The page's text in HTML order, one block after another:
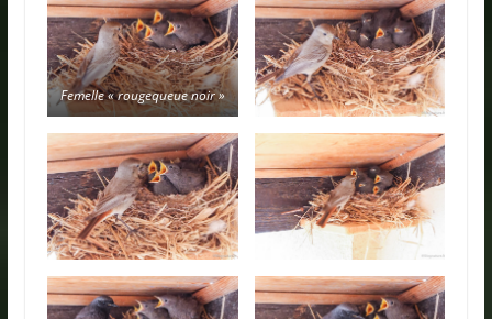
Femelle « rougequeue noir »